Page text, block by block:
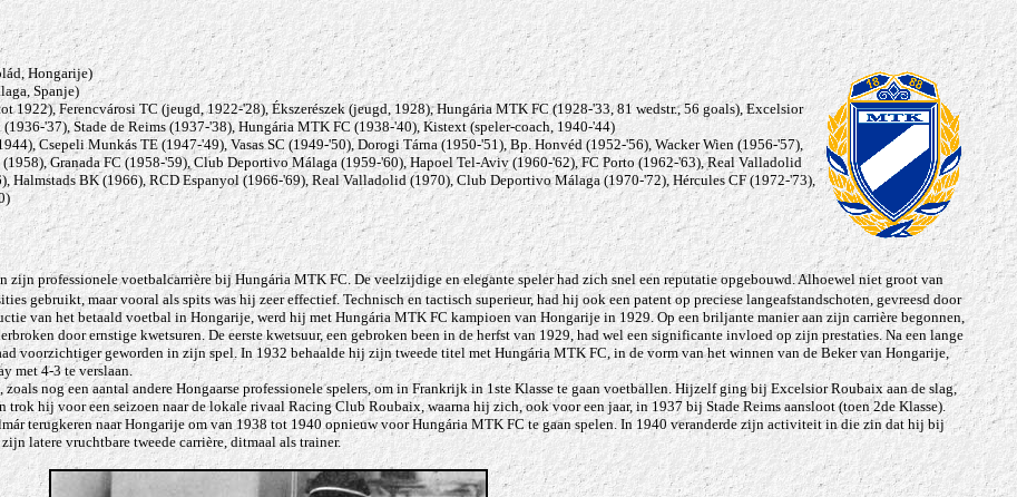
Hongarije)
Spanje)
1922), Ferencvárosi TC (jeugd, 1922-'28), Ékszerészek (jeugd, 1928), Hungária MTK FC (1928-'33, 81 wedstr., 56 goals), Excelsior
'37), Stade de Reims (1937-'38), Hungária MTK FC (1938-'40), Kistext (speler-coach, 1940-'44)
Csepeli Munkás TE (1947-'49), Vasas SC (1949-'50), Dorogi Tárna (1950-'51), Bp. Honvéd (1952-'56), Wacker Wien (1956-'57),
Granada FC (1958-'59), Club Deportivo Málaga (1959-'60), Hapoel Tel-Aviv (1960-'62), FC Porto (1962-'63), Real Valladolid
Halmstads BK (1966), RCD Espanyol (1966-'69), Real Valladolid (1970), Club Deportivo Málaga (1970-'72), Hércules CF (1972-'73),
zijn professionele voetbalcarrière bij Hungária MTK FC. De veelzijdige en elegante speler had zich snel een reputatie opgebouwd. Alhoewel niet groot van
gebruikt, maar vooral als spits was hij zeer effectief. Technisch en tactisch superieur, had hij ook een patent op preciese langeafstandschoten, gevreesd door
van het betaald voetbal in Hongarije, werd hij met Hungária MTK FC kampioen van Hongarije in 1929. Op een briljante manier aan zijn carrière begonnen,
door ernstige kwetsuren. De eerste kwetsuur, een gebroken been in de herfst van 1929, had wel een significante invloed op zijn prestaties. Na een lange
voorzichtiger geworden in zijn spel. In 1932 behaalde hij zijn tweede titel met Hungária MTK FC, in de vorm van het winnen van de Beker van Hongarije,
met 4-3 te verslaan.
nog een aantal andere Hongaarse professionele spelers, om in Frankrijk in 1ste Klasse te gaan voetballen. Hijzelf ging bij Excelsior Roubaix aan de slag,
hij voor een seizoen naar de lokale rivaal Racing Club Roubaix, waarna hij zich, ook voor een jaar, in 1937 bij Stade Reims aansloot (toen 2de Klasse).
terugkeren naar Hongarije om van 1938 tot 1940 opnieuw voor Hungária MTK FC te gaan spelen. In 1940 veranderde zijn activiteit in die zin dat hij bij
latere vruchtbare tweede carrière, ditmaal als trainer.